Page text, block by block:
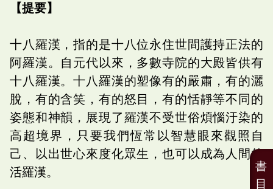
【提要】
十八羅漢，指的是十八位永住世間護持正法的
阿羅漢。自元代以來，多數寺院的大殿皆供有
十八羅漢。十八羅漢的塑像有的嚴肅，有的灑
脫，有的含笑，有的怒目，有的恬靜等不同的
姿態和神韻，展現了羅漢不受世俗煩惱汙染的
高超境界，只要我們恆常以智慧眼來觀照自
己、以出世心來度化眾生，也可以成為人間的
活羅漢。
書
目